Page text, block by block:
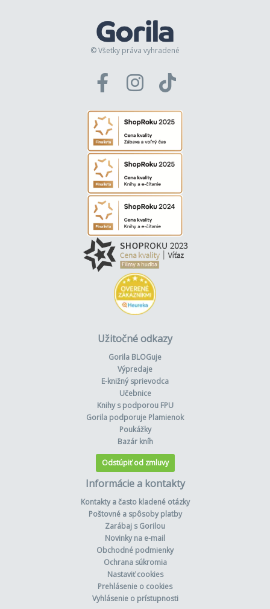
© Všetky práva vyhradené
Užitočné odkazy
Gorila BLOGuje
Výpredaje
E-knižný sprievodca
Učebnice
Knihy s podporou FPU
Gorila podporuje Plamienok
Poukážky
Bazár kníh
Odstúpiť od zmluvy
Informácie a kontakty
Kontakty a často kladené otázky
Poštovné a spôsoby platby
Zarábaj s Gorilou
Novinky na e-mail
Obchodné podmienky
Ochrana súkromia
Nastaviť cookies
Prehlásenie o cookies
Vyhlásenie o prístupnosti